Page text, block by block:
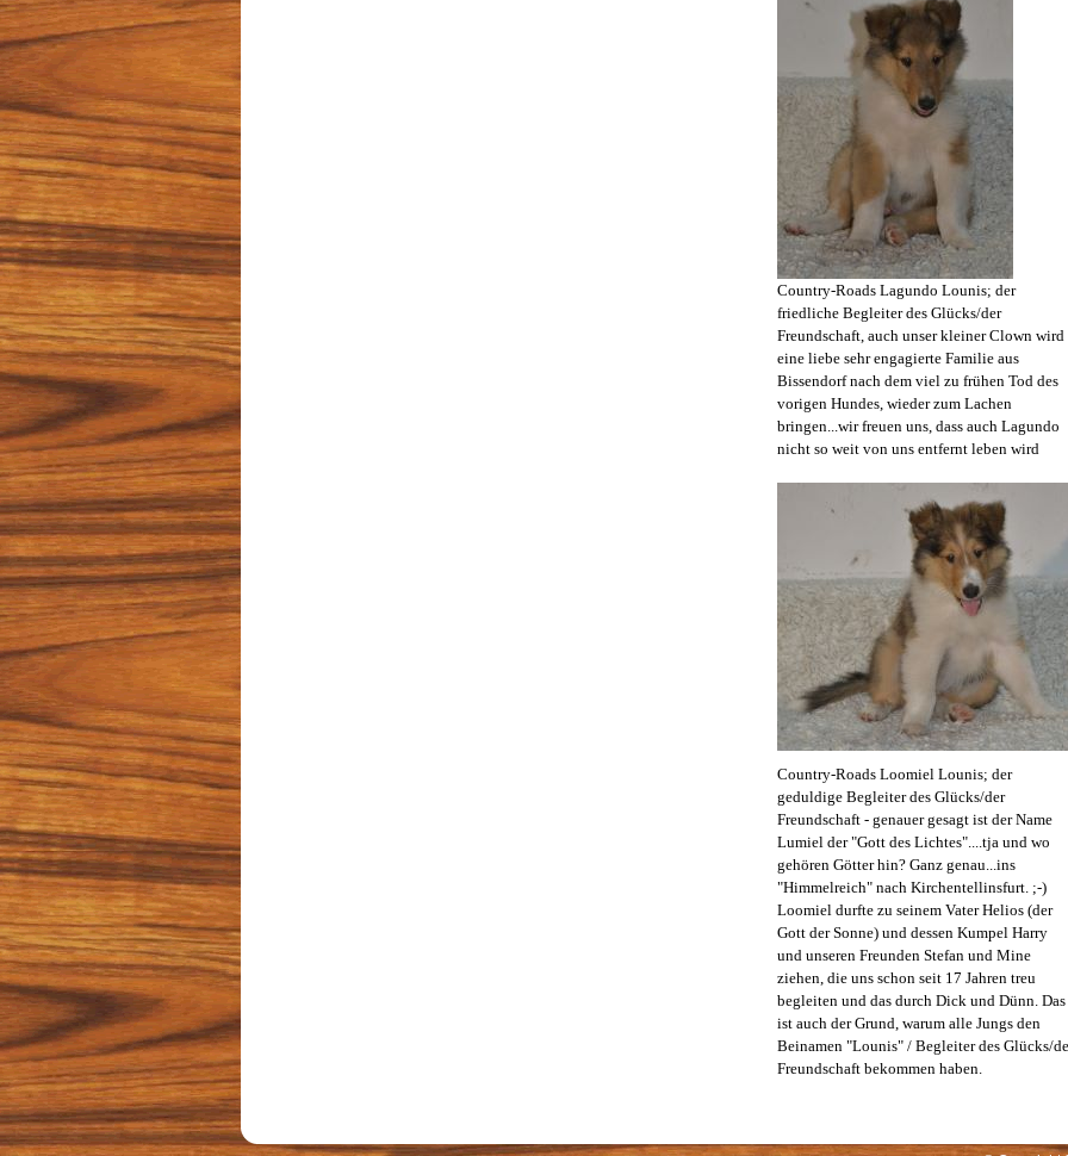
Country-Roads Lagundo Lounis; der
friedliche Begleiter des Glücks/der
Freundschaft, auch unser kleiner Clown wird
eine liebe sehr engagierte Familie aus
Bissendorf nach dem viel zu frühen Tod des
vorigen Hundes, wieder zum Lachen
bringen...wir freuen uns, dass auch Lagundo
nicht so weit von uns entfernt leben wird
Country-Roads Loomiel Lounis; der
geduldige Begleiter des Glücks/der
Freundschaft - genauer gesagt ist der Name
Lumiel der "Gott des Lichtes"....tja und wo
gehören Götter hin? Ganz genau...ins
"Himmelreich" nach Kirchentellinsfurt. ;-)
Loomiel durfte zu seinem Vater Helios (der
Gott der Sonne) und dessen Kumpel Harry
und unseren Freunden Stefan und Mine
ziehen, die uns schon seit 17 Jahren treu
begleiten und das durch Dick und Dünn. Das
ist auch der Grund, warum alle Jungs den
Beinamen "Lounis" / Begleiter des Glücks/
Freundschaft bekommen haben.